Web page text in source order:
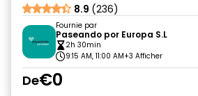
8.9 (236)
Fournie par
Paseando por Europa S.L
2h 30min
9:15 AM, 11:00 AM+3 Afficher
De€0